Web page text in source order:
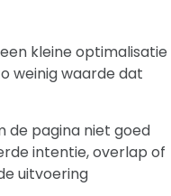
kleine optimalisatie
weinig waarde dat
de pagina niet goed
intentie, overlap of
uitvoering